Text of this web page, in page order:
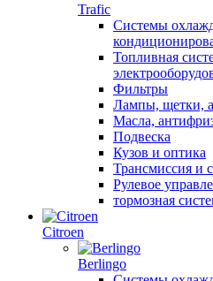
Trafic
Системы
Топливная
Фильтры
Лампы, щетки,
Масла,
Подвеска
Кузов и оптика
Трансмиссия и
Рулевое
тормозная
Citroen
Berlingo